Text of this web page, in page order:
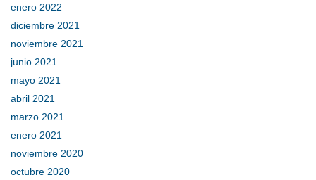
enero 2022
diciembre 2021
noviembre 2021
junio 2021
mayo 2021
abril 2021
marzo 2021
enero 2021
noviembre 2020
octubre 2020